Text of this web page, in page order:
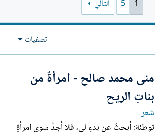
ب
1
5 التالي
تصفيات
منى محمد صالح - امرأةٌ من
بناتِ الريح
شعر
توطئة: أبحثُ عن بدءٍ لي، فلا أجدُ سوى امرأةٍ